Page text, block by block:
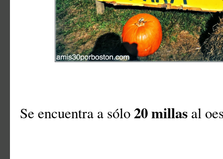
Se encuentra a sólo20 millas al